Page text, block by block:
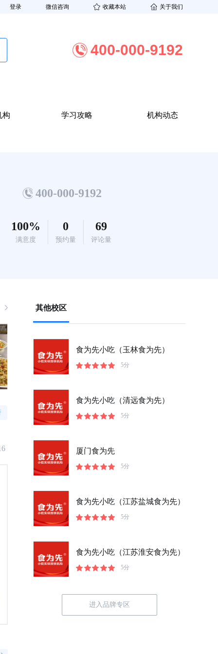
登录 微信咨询 收藏本站 关于我们
400-000-9192
构 学习攻略 机构动态
400-000-9192
100%
满意度
0
预约量
69
评论量
其他校区
食为先小吃（玉林食为先）
5分
食为先小吃（清远食为先）
5分
厦门食为先
5分
食为先小吃（江苏盐城食为先）
5分
食为先小吃（江苏淮安食为先）
5分